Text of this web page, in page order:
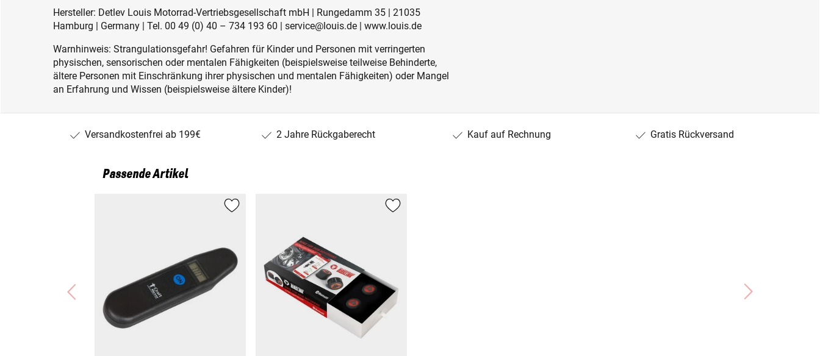
Hersteller: Detlev Louis Motorrad-Vertriebsgesellschaft mbH | Rungedamm 35 | 21035
Hamburg | Germany | Tel. 00 49 (0) 40 – 734 193 60 | service@louis.de | www.louis.de
Warnhinweis: Strangulationsgefahr! Gefahren für Kinder und Personen mit verringerten
physischen, sensorischen oder mentalen Fähigkeiten (beispielsweise teilweise Behinderte,
ältere Personen mit Einschränkung ihrer physischen und mentalen Fähigkeiten) oder Mangel
an Erfahrung und Wissen (beispielsweise ältere Kinder)!
Versandkostenfrei ab 199€ 2 Jahre Rückgaberecht Kauf auf Rechnung Gratis Rückversand
Passende Artikel